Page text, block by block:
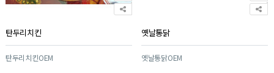
탄두리치킨
탄두리치킨OEM
옛날통닭
옛날통닭OEM